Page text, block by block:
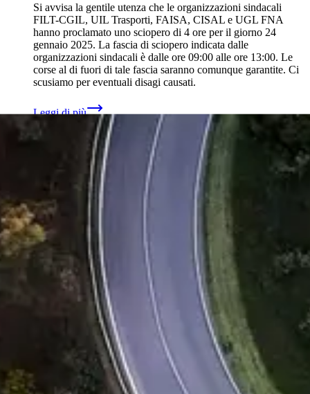
Si avvisa la gentile utenza che le organizzazioni sindacali
FILT-CGIL, UIL Trasporti, FAISA, CISAL e UGL FNA
hanno proclamato uno sciopero di 4 ore per il giorno 24
gennaio 2025. La fascia di sciopero indicata dalle
organizzazioni sindacali è dalle ore 09:00 alle ore 13:00. Le
corse al di fuori di tale fascia saranno comunque garantite. Ci
scusiamo per eventuali disagi causati.
Leggi di più
insieme.